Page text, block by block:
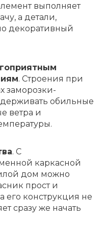
выполняет
а детали,
декоративный
. Строения при
заморозки-
обильные
ветра и
. С
каркасной
дом можно
прост и
его конструкция не
сразу же начать